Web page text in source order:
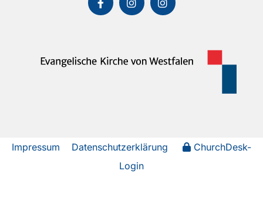
Impressum Datenschutzerklärung
ChurchDesk-
Login